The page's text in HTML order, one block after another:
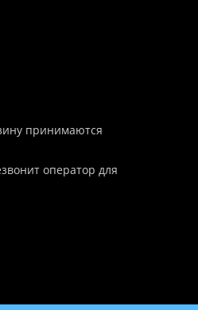
принимаются
оператор для